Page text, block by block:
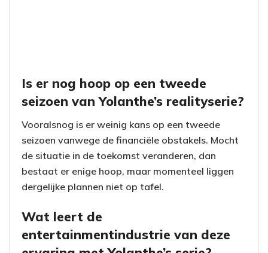
Is er nog hoop op een tweede
seizoen van Yolanthe’s realityserie?
Vooralsnog is er weinig kans op een tweede
seizoen vanwege de financiële obstakels. Mocht
de situatie in de toekomst veranderen, dan
bestaat er enige hoop, maar momenteel liggen
dergelijke plannen niet op tafel.
Wat leert de
entertainmentindustrie van deze